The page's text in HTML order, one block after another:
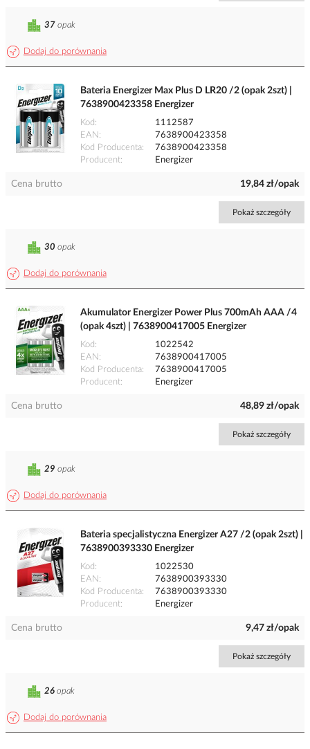
Dodaj do porównania
37 opak
Bateria Energizer Max Plus D LR20 /2 (opak 2szt) |
7638900423358 Energizer
Kod
1112587
EAN
7638900423358
Kod Producenta
7638900423358
Producent
Energizer
Cena brutto 19,84 zł/opak
Pokaż szczegóły
Dodaj do porównania
30 opak
Akumulator Energizer Power Plus 700mAh AAA /4
(opak 4szt) | 7638900417005 Energizer
Kod
1022542
EAN
7638900417005
Kod Producenta
7638900417005
Producent
Energizer
Cena brutto 48,89 zł/opak
Pokaż szczegóły
Dodaj do porównania
29 opak
Bateria specjalistyczna Energizer A27 /2 (opak 2szt) |
7638900393330 Energizer
Kod
1022530
EAN
7638900393330
Kod Producenta
7638900393330
Producent
Energizer
Cena brutto 9,47 zł/opak
Pokaż szczegóły
Dodaj do porównania
26 opak